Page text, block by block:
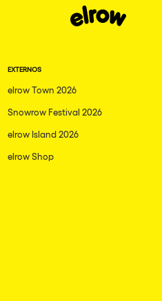
EXTERNOS
elrow Town 2026
Snowrow Festival 2026
elrow Island 2026
elrow Shop